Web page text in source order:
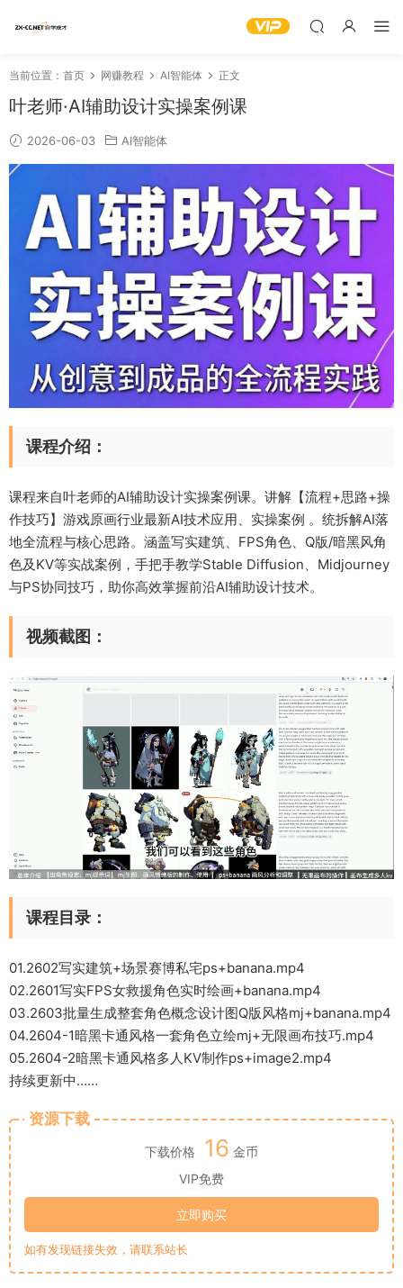
当前位置： 首页 网赚教程 AI智能体 正文
叶老师·AI辅助设计实操案例课
2026-06-03 AI智能体
课程介绍：
课程来自叶老师的AI辅助设计实操案例课。讲解【流程+思路+操
作技巧】游戏原画行业最新AI技术应用、实操案例 。统拆解AI落
地全流程与核心思路。涵盖写实建筑、FPS角色、Q版/暗黑风角
色及KV等实战案例，手把手教学Stable Diffusion、Midjourney
与PS协同技巧，助你高效掌握前沿AI辅助设计技术。
视频截图：
课程目录：
01.2602写实建筑+场景赛博私宅ps+banana.mp4
02.2601写实FPS女救援角色实时绘画+banana.mp4
03.2603批量生成整套角色概念设计图Q版风格mj+banana.mp4
04.2604-1暗黑卡通风格一套角色立绘mj+无限画布技巧.mp4
05.2604-2暗黑卡通风格多人KV制作ps+image2.mp4
持续更新中……
资源下载
下载价格 16 金币
VIP免费
立即购买
如有发现链接失效，请联系站长